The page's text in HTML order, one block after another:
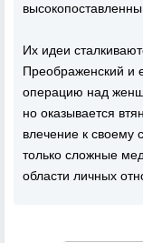
Их идеи
Преображенский и
операцию над
но оказывается
влечение к своему
только сложные
области личных